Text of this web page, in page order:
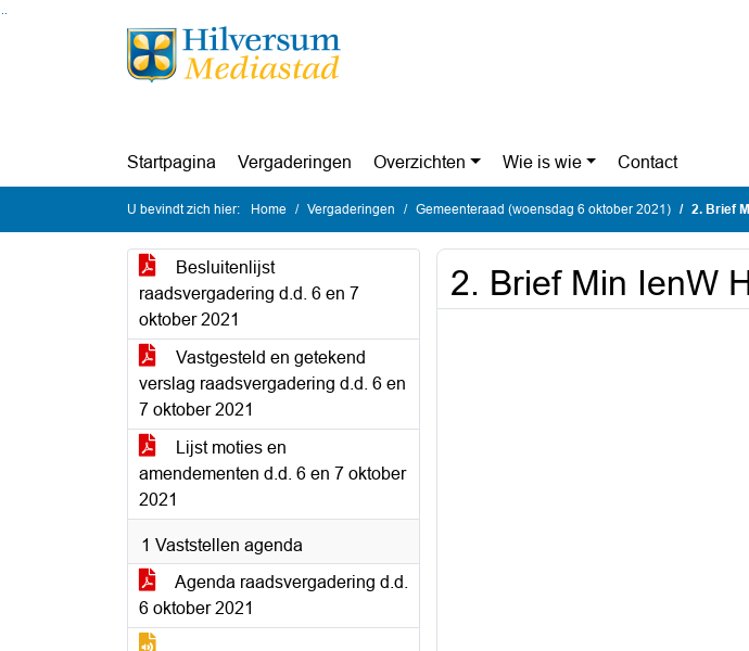
Ga naar de inhoud van deze pagina
Ga naar het zoeken
Ga naar het menu
Startpagina Vergaderingen Overzichten Wie is wie Contact
U bevindt zich hier: Home Vergaderingen Gemeenteraad (woensdag 6 oktober 2021) 2. Brief
Besluitenlijst
raadsvergadering d.d. 6 en 7
oktober 2021
Vastgesteld en getekend
verslag raadsvergadering d.d. 6 en
7 oktober 2021
Lijst moties en
amendementen d.d. 6 en 7 oktober
2021
1 Vaststellen agenda
Agenda raadsvergadering d.d.
6 oktober 2021
2. Brief Min IenW